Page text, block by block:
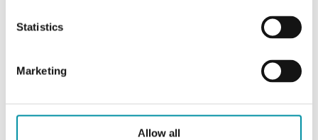
Statistics
Marketing
Allow all
serranda, tondo
serranda, quadrato